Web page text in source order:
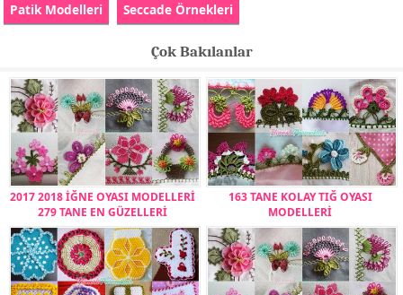
Patik Modelleri Seccade Örnekleri
Çok Bakılanlar
2017 2018 İĞNE OYASI MODELLERİ
279 TANE EN GÜZELLERİ
163 TANE KOLAY TIĞ OYASI
MODELLERİ